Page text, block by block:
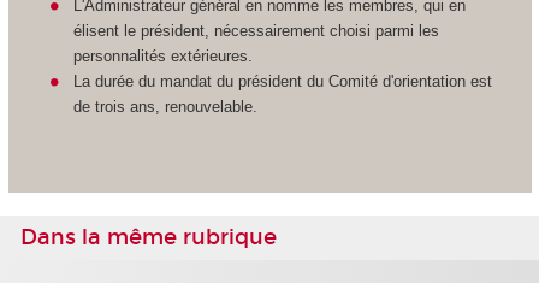
L'Administrateur général en nomme les membres, qui en
élisent le président, nécessairement choisi parmi les
personnalités extérieures.
La durée du mandat du président du Comité d'orientation est
de trois ans, renouvelable.
Dans la même rubrique